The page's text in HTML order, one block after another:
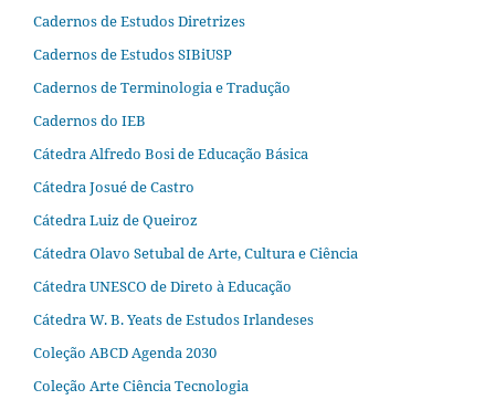
Cadernos de Estudos Diretrizes
Cadernos de Estudos SIBiUSP
Cadernos de Terminologia e Tradução
Cadernos do IEB
Cátedra Alfredo Bosi de Educação Básica
Cátedra Josué de Castro
Cátedra Luiz de Queiroz
Cátedra Olavo Setubal de Arte, Cultura e Ciência
Cátedra UNESCO de Direto à Educação
Cátedra W. B. Yeats de Estudos Irlandeses
Coleção ABCD Agenda 2030
Coleção Arte Ciência Tecnologia